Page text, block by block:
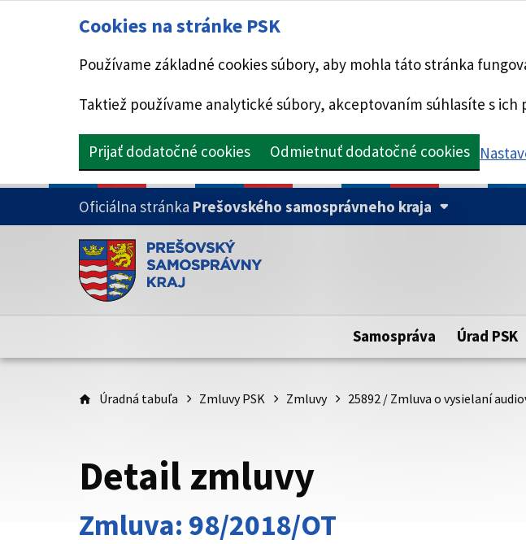
Cookies na stránke PSK
Používame základné cookies súbory, aby mohla táto stránka
Taktiež používame analytické súbory, akceptovaním súhlasíte s ich
Prijať dodatočné cookies Odmietnuť dodatočné cookies
PRESKOČIŤ NA HLAVNÝ OBSAH
Oficiálna stránka Prešovského samosprávneho kraja
Doména psk.sk je oficiálna
Toto je oficiálna webová stránka Prešovského samosprávneho kraja.
Samospráva Úrad PSK
Úradná tabuľa Zmluvy PSK Zmluvy 25892 / Zmluva o vysielaní
Detail zmluvy
Zmluva: 98/2018/OT